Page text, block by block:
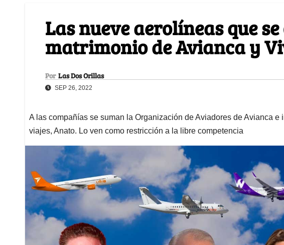
Las nueve aerolíneas que
matrimonio de Avianca y
Por Las Dos Orillas
SEP 26, 2022
A las compañías se suman la Organización de Aviadores de Avianca
viajes, Anato. Lo ven como restricción a la libre competencia